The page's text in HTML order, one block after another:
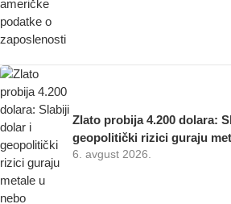
Zlato probija 4.200 dolara:
geopolitički rizici guraju
6. avgust 2026.